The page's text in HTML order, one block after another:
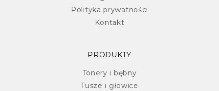
Polityka prywatności
Kontakt
PRODUKTY
Tonery i bębny
Tusze i głowice